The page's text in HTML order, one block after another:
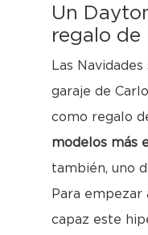
Un
regalo de
Las
garaje de
como regalo
modelos más
también, uno
Para empezar
capaz este